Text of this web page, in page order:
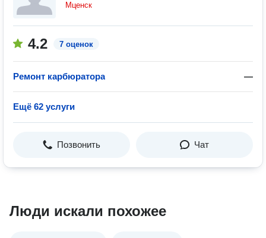
Мценск
4.2 7 оценок
Ремонт карбюратора —
Ещё 62 услуги
Позвонить Чат
Люди искали похожее